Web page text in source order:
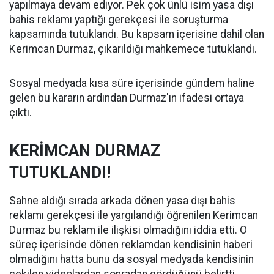
yapılmaya devam ediyor. Pek çok ünlü isim yasa dışı
bahis reklamı yaptığı gerekçesi ile soruşturma
kapsamında tutuklandı. Bu kapsam içerisine dahil olan
Kerimcan Durmaz, çıkarıldığı mahkemece tutuklandı.
Sosyal medyada kısa süre içerisinde gündem haline
gelen bu kararın ardından Durmaz'ın ifadesi ortaya
çıktı.
KERİMCAN DURMAZ
TUTUKLANDI!
Sahne aldığı sırada arkada dönen yasa dışı bahis
reklamı gerekçesi ile yargılandığı öğrenilen Kerimcan
Durmaz bu reklam ile ilişkisi olmadığını iddia etti. O
süreç içerisinde dönen reklamdan kendisinin haberi
olmadığını hatta bunu da sosyal medyada kendisinin